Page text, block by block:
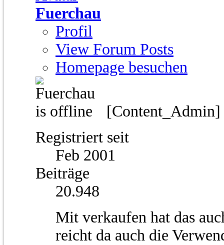
Fuerchau
Profil
View Forum Posts
Homepage besuchen
[Content_Admin]
Registriert seit
Feb 2001
Beiträge
20.948
Mit verkaufen hat das
reicht da auch die